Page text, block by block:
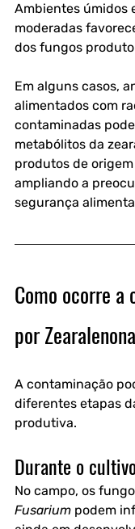
Ambientes úmidos
moderadas
dos fungos
Em alguns casos,
alimentados com
contaminadas
metabólitos da
produtos de
ampliando a
segurança
Como ocorre a
por
A contaminação
diferentes etapas
produtiva.
Durante o
No campo, os
Fusarium podem